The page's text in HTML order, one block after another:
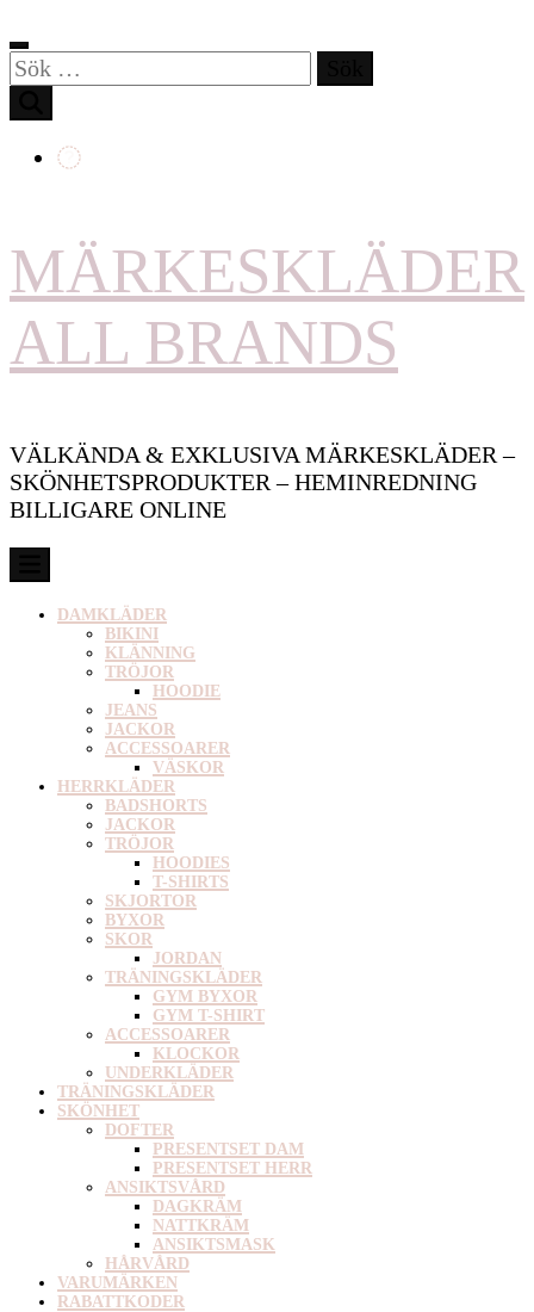
Sök
efter:
MÄRKESKLÄDER
ALL BRANDS
VÄLKÄNDA & EXKLUSIVA MÄRKESKLÄDER –
SKÖNHETSPRODUKTER – HEMINREDNING
BILLIGARE ONLINE
DAMKLÄDER
BIKINI
KLÄNNING
TRÖJOR
HOODIE
JEANS
JACKOR
ACCESSOARER
VÄSKOR
HERRKLÄDER
BADSHORTS
JACKOR
TRÖJOR
HOODIES
T-SHIRTS
SKJORTOR
BYXOR
SKOR
JORDAN
TRÄNINGSKLÄDER
GYM BYXOR
GYM T-SHIRT
ACCESSOARER
KLOCKOR
UNDERKLÄDER
TRÄNINGSKLÄDER
SKÖNHET
DOFTER
PRESENTSET DAM
PRESENTSET HERR
ANSIKTSVÅRD
DAGKRÄM
NATTKRÄM
ANSIKTSMASK
HÅRVÅRD
VARUMÄRKEN
RABATTKODER